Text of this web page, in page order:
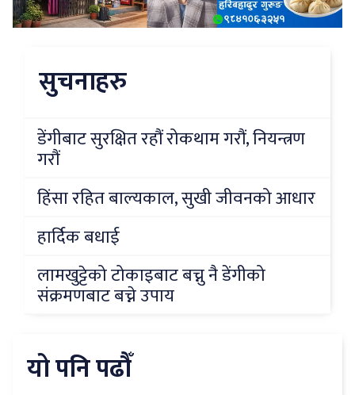
सुचनाहरु
डेंगीबाट सुरक्षित रहौं रोकथाम गरौं, नियन्त्रण
गरौं
हिंसा रहित बाल्यकाल, सुखी जीवनको आधार
हार्दिक बधाई
लामखुट्टेको टोकाइबाट बच्नु नै डेंगीको
संक्रमणबाट बच्ने उपाय
यो पनि पढौँ